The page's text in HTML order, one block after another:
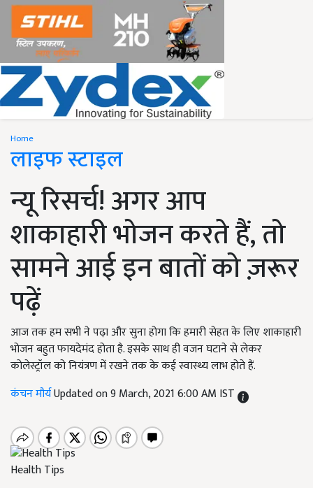
Home
लाइफ स्टाइल
न्यू रिसर्च! अगर आप
शाकाहारी भोजन करते हैं, तो
सामने आई इन बातों को ज़रूर
पढ़ें
आज तक हम सभी ने पढ़ा और सुना होगा कि हमारी सेहत के लिए शाकाहारी
भोजन बहुत फायदेमंद होता है. इसके साथ ही वजन घटाने से लेकर
कोलेस्ट्रॉल को नियंत्रण में रखने तक के कई स्वास्थ्य लाभ होते हैं.
कंचन मौर्यUpdated on 9 March, 2021 6:00 AM IST
Health Tips